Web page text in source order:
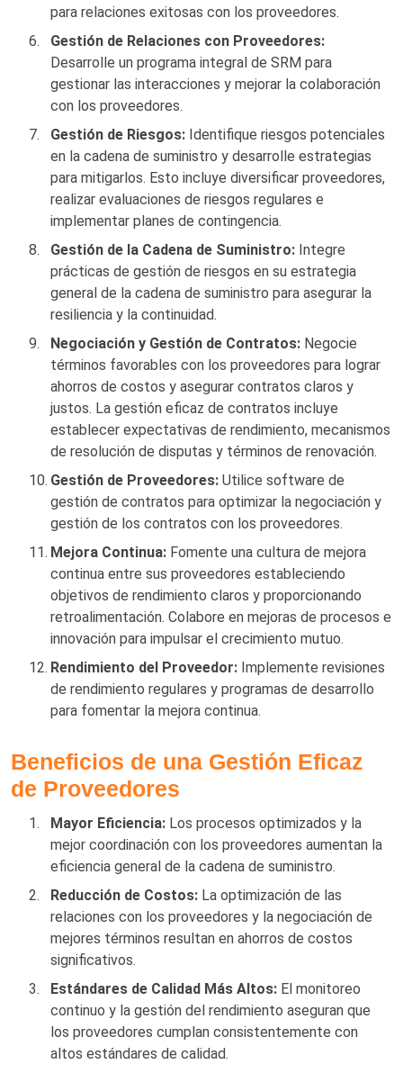
para relaciones exitosas con los proveedores.
Gestión de Relaciones con Proveedores:
Desarrolle un programa integral de SRM para
gestionar las interacciones y mejorar la colaboración
con los proveedores.
Gestión de Riesgos: Identifique riesgos potenciales
en la cadena de suministro y desarrolle estrategias
para mitigarlos. Esto incluye diversificar proveedores,
realizar evaluaciones de riesgos regulares e
implementar planes de contingencia.
Gestión de la Cadena de Suministro: Integre
prácticas de gestión de riesgos en su estrategia
general de la cadena de suministro para asegurar la
resiliencia y la continuidad.
Negociación y Gestión de Contratos: Negocie
términos favorables con los proveedores para lograr
ahorros de costos y asegurar contratos claros y
justos. La gestión eficaz de contratos incluye
establecer expectativas de rendimiento, mecanismos
de resolución de disputas y términos de renovación.
Gestión de Proveedores: Utilice software de
gestión de contratos para optimizar la negociación y
gestión de los contratos con los proveedores.
Mejora Continua: Fomente una cultura de mejora
continua entre sus proveedores estableciendo
objetivos de rendimiento claros y proporcionando
retroalimentación. Colabore en mejoras de procesos e
innovación para impulsar el crecimiento mutuo.
Rendimiento del Proveedor: Implemente revisiones
de rendimiento regulares y programas de desarrollo
para fomentar la mejora continua.
Beneficios de una Gestión Eficaz
de Proveedores
Mayor Eficiencia: Los procesos optimizados y la
mejor coordinación con los proveedores aumentan la
eficiencia general de la cadena de suministro.
Reducción de Costos: La optimización de las
relaciones con los proveedores y la negociación de
mejores términos resultan en ahorros de costos
significativos.
Estándares de Calidad Más Altos: El monitoreo
continuo y la gestión del rendimiento aseguran que
los proveedores cumplan consistentemente con
altos estándares de calidad.